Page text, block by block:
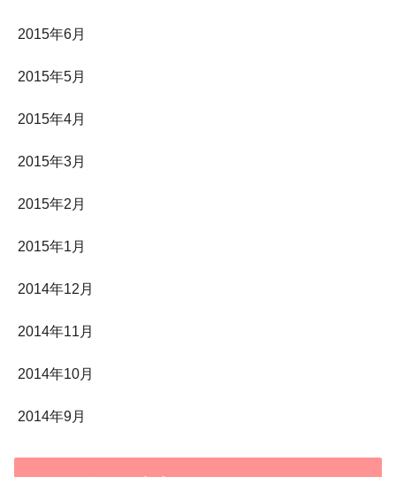
2015年6月
2015年5月
2015年4月
2015年3月
2015年2月
2015年1月
2014年12月
2014年11月
2014年10月
2014年9月